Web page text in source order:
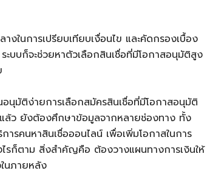
ในการเปรียบเทียบเงื่อนไข และคัดกรองเบื้อง
บบก็จะช่วยหาตัวเลือกสินเชื่อที่มีโอกาสอนุมัติสูง
นุมัติง่ายการเลือกสมัครสินเชื่อที่มีโอกาสอนุมัติ
ว ยังต้องศึกษาข้อมูลจากหลายช่องทาง ทั้ง
รคนหาสินเชื่อออนไลน์ เพื่อเพิ่มโอกาสในการ
รก็ตาม สิ่งสำคัญคือ ต้องวางแผนทางการเงินให้
นภายหลัง